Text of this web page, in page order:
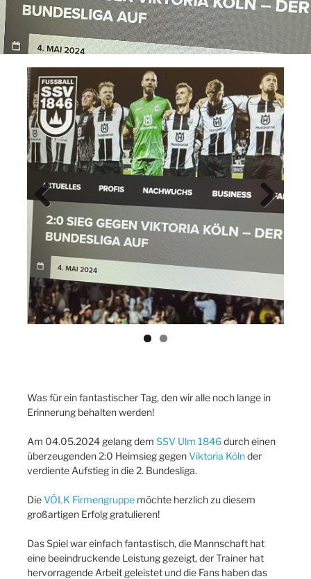
Previ
ous
Next
Was für ein fantastischer Tag, den wir alle noch lange in
Erinnerung behalten werden!
Am 04.05.2024 gelang dem SSV Ulm 1846durch einen
überzeugenden 2:0 Heimsieg gegenViktoria Kölnder
verdiente Aufstieg in die 2. Bundesliga.
DieVÖLK Firmengruppe möchte herzlich zu diesem
großartigen Erfolg gratulieren!
Das Spiel war einfach fantastisch, die Mannschaft hat
eine beeindruckende Leistung gezeigt, der Trainer hat
hervorragende Arbeit geleistet und die Fans haben das